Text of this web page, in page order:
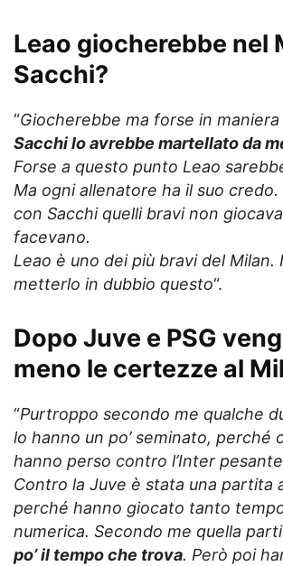
Leao giocherebbe nel
Sacchi?
“Giocherebbe ma forse in maniera
Sacchi lo avrebbe martellato da
Forse a questo punto Leao
Ma ogni allenatore ha il suo credo.
con Sacchi quelli bravi non
facevano.
Leao è uno dei più bravi del Milan.
metterlo in dubbio questo“.
Dopo Juve e PSG
meno le certezze al
“Purtroppo secondo me qualche
lo hanno un po’ seminato, perché
hanno perso contro l’Inter
Contro la Juve è stata una partita
perché hanno giocato tanto
numerica. Secondo me quella
po’ il tempo che trova. Però poi